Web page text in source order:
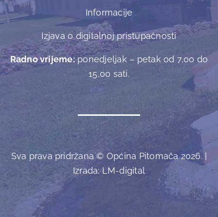
Informacije
Izjava o digitalnoj pristupačnosti
Radno vrijeme:ponedjeljak – petak od 7,00 do
15,00 sati.
Sva prava pridržana © Općina Pitomača 2026. |
Izrada:LM-digital